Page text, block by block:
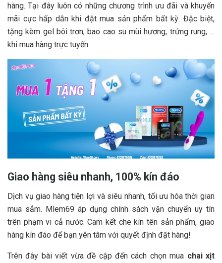
hàng. Tại đây luôn có những chương trình ưu đãi và khuyến
mãi cực hấp dẫn khi đặt mua sản phẩm bất kỳ. Đặc biệt,
tặng kèm gel bôi trơn, bao cao su mùi hương, trứng rung, …
khi mua hàng trực tuyến.
Giao hàng siêu nhanh, 100% kín đáo
Dịch vụ giao hàng tiện lợi và siêu nhanh, tối ưu hóa thời gian
mua sắm. Mlem69 áp dụng chính sách vận chuyển uy tín
trên phạm vi cả nước. Cam kết che kín tên sản phẩm, giao
hàng kín đáo để bạn yên tâm với quyết định đặt hàng!
Trên đây bài viết vừa đề cập đến cách chọn mua chai xịt